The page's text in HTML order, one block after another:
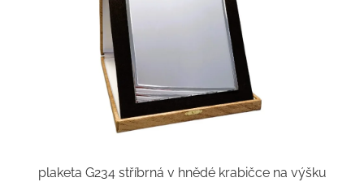
plaketa G234 stříbrná v hnědé krabičce na výšku